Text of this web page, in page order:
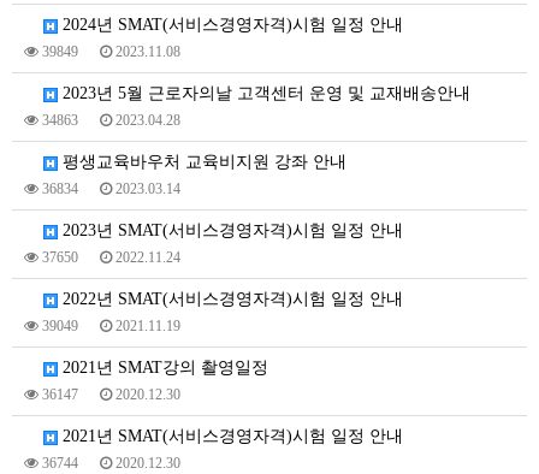
2024년 SMAT(서비스경영자격)시험 일정 안내
39849 2023.11.08
2023년 5월 근로자의날 고객센터 운영 및 교재배송안내
34863 2023.04.28
평생교육바우처 교육비지원 강좌 안내
36834 2023.03.14
2023년 SMAT(서비스경영자격)시험 일정 안내
37650 2022.11.24
2022년 SMAT(서비스경영자격)시험 일정 안내
39049 2021.11.19
2021년 SMAT강의 촬영일정
36147 2020.12.30
2021년 SMAT(서비스경영자격)시험 일정 안내
36744 2020.12.30